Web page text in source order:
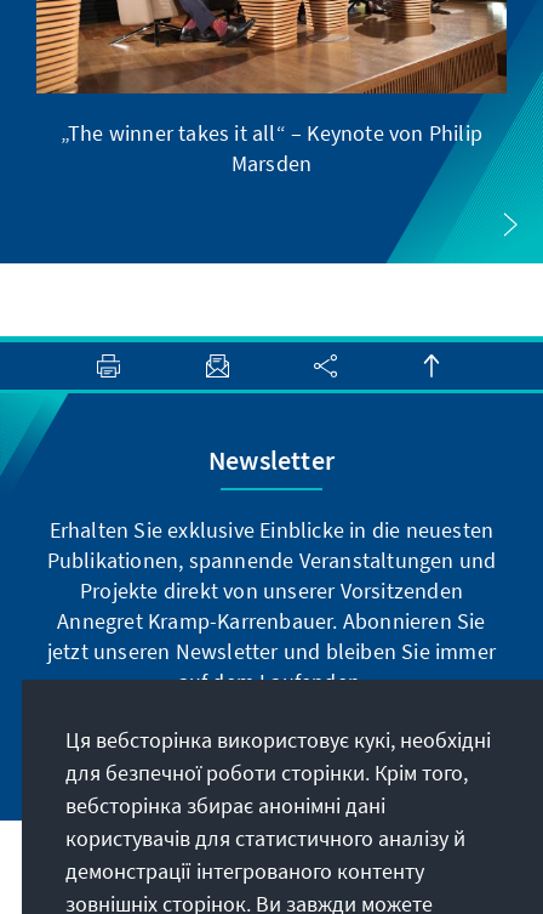
„The winner takes it all“ – Keynote von Philip
Marsden
Newsletter
Erhalten Sie exklusive Einblicke in die neuesten
Publikationen, spannende Veranstaltungen und
Projekte direkt von unserer Vorsitzenden
Annegret Kramp-Karrenbauer. Abonnieren Sie
jetzt unseren Newsletter und bleiben Sie immer
auf dem Laufenden.
Jetzt abonnieren
Наше покликання
Ця вебсторінка використовує кукі, необхідні
для безпечної роботи сторінки. Крім того,
вебсторінка збирає анонімні дані
користувачів для статистичного аналізу й
демонстрації інтегрованого контенту
зовнішніх сторінок. Ви завжди можете